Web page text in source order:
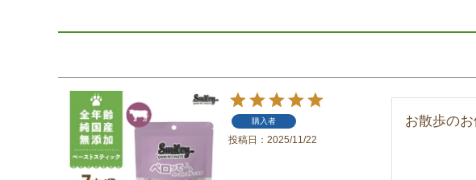
購入者
投稿日 2025/11/22
お散歩の